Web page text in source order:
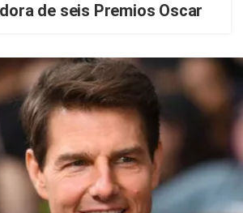
de seis Premios Oscar